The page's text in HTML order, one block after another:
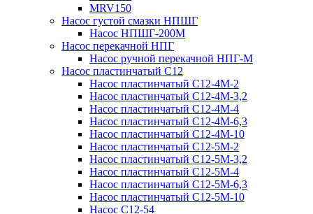
MRV150
Насос густой смазки НПШГ
Насос НПШГ-200М
Насос перекачной НПГ
Насос ручной перекачной НПГ-М
Насос пластинчатый С12
Насос пластинчатый С12-4М-2
Насос пластинчатый С12-4М-3,2
Насос пластинчатый С12-4М-4
Насос пластинчатый С12-4М-6,3
Насос пластинчатый С12-4М-10
Насос пластинчатый С12-5М-2
Насос пластинчатый С12-5М-3,2
Насос пластинчатый С12-5М-4
Насос пластинчатый С12-5М-6,3
Насос пластинчатый С12-5М-10
Насос С12-54